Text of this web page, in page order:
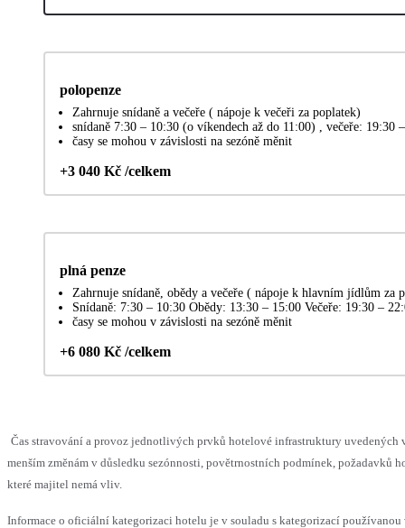
polopenze
Zahrnuje snídaně a večeře ( nápoje k večeři za poplatek)
snídaně 7:30 – 10:30 (o víkendech až do 11:00) , večeře: 19:30
časy se mohou v závislosti na sezóně měnit
+3 040 Kč /celkem
plná penze
Zahrnuje snídaně, obědy a večeře ( nápoje k hlavním jídlům za
Snídaně: 7:30 – 10:30 Obědy: 13:30 – 15:00 Večeře: 19:30 –
časy se mohou v závislosti na sezóně měnit
+6 080 Kč /celkem
Čas stravování a provoz jednotlivých prvků hotelové infrastruktury uvedených
menším změnám v důsledku sezónnosti, povětrnostních podmínek, požadavků
které majitel nemá vliv.
Informace o oficiální kategorizaci hotelu je v souladu s kategorizací používanou